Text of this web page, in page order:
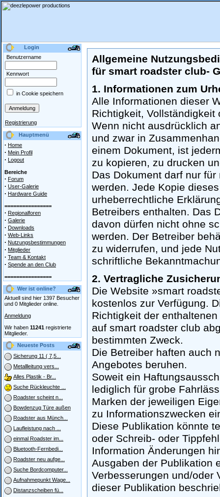
Login
Benutzername
Kennwort
in Cookie speichern
Registrierung
Hauptmenü
· Home
· Mein Profil
· Logout
Bereiche
· Forum
· User-Galerie
· Hardware Guide
================
· Regionalforen
· Galerie
· Downloads
· Web-Links
· Nutzungsbestimmungen
· Mitglieder
· Team & Kontakt
· Spende an den Club
================
Wer ist online?
Aktuell sind hier 1397 Besucher
und 0 Mitglieder online.
Anmeldung
Wir haben 11241 registrierte
Mitglieder.
Neueste Posts
Sicherung 11 ( 7,5...
Metallleitung vers...
Alles Plastik - Br...
Suche Rückleuchte ...
Roadster scheint n...
Bowdenzug Türe außen
Roadster aus Münch...
Laufleistung nach ...
einmal Roadster im...
Bluetooth-Fernbedi...
Roadster neu aufge...
Suche Bordcomputer...
Aufnahmepunkt Wage...
Distanzscheiben fü...
Allgemeine
für smart roadster club-
1. Informationen zum
Alle Informationen dieser
Richtigkeit, Vollständigkeit
Wenn nicht ausdrücklich
und zwar in
einem Dokument, ist
zu kopieren, zu drucken
Das Dokument darf nur
werden. Jede Kopie
urheberrechtliche
Betreibers enthalten. Das
davon dürfen nicht ohne
werden. Der Betreiber
zu widerrufen, und jede
schriftliche
2. Vertragliche
Die Website »smart
kostenlos zur Verfügung.
Richtigkeit der
auf smart roadster club
bestimmten Zweck.
Die Betreiber haften auch
Angebotes beruhen.
Soweit ein
lediglich für grobe
Marken der jeweiligen
zu Informationszwecken
Diese Publikation könnte
oder Schreib- oder
Information Änderungen
Ausgaben der Publikation
Verbesserungen und/oder
dieser Publikation